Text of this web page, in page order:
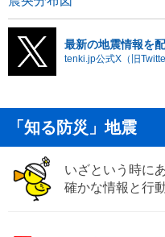
最新の地震情報を
tenki.jp公式X（旧
「知る防災」地震
いざという時に
確かな情報と行